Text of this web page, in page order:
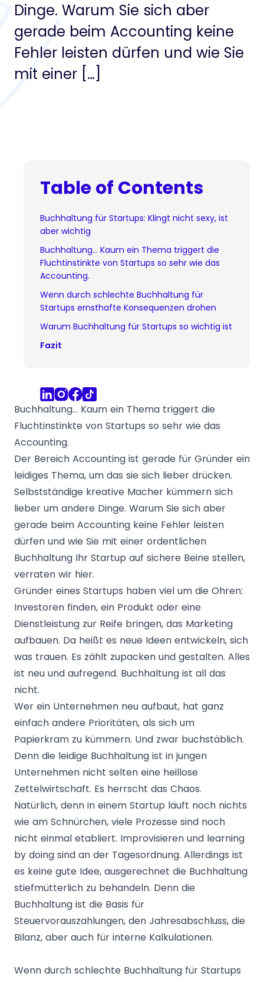
Dinge. Warum Sie sich aber
gerade beim Accounting keine
Fehler leisten dürfen und wie Sie
mit einer […]
Table of Contents
Buchhaltung für Startups: Klingt nicht sexy, ist
aber wichtig
Buchhaltung… Kaum ein Thema triggert die
Fluchtinstinkte von Startups so sehr wie das
Accounting.
Wenn durch schlechte Buchhaltung für
Startups ernsthafte Konsequenzen drohen
Warum Buchhaltung für Startups so wichtig ist
Fazit
Buchhaltung… Kaum ein Thema triggert die
Fluchtinstinkte von Startups so sehr wie das
Accounting.
Der Bereich Accounting ist gerade für Gründer ein
leidiges Thema, um das sie sich lieber drücken.
Selbstständige kreative Macher kümmern sich
lieber um andere Dinge. Warum Sie sich aber
gerade beim Accounting keine Fehler leisten
dürfen und wie Sie mit einer ordentlichen
Buchhaltung Ihr Startup auf sichere Beine stellen,
verraten wir hier.
Gründer eines Startups haben viel um die Ohren:
Investoren finden, ein Produkt oder eine
Dienstleistung zur Reife bringen, das Marketing
aufbauen. Da heißt es neue Ideen entwickeln, sich
was trauen. Es zählt zupacken und gestalten. Alles
ist neu und aufregend. Buchhaltung ist all das
nicht.
Wer ein Unternehmen neu aufbaut, hat ganz
einfach andere Prioritäten, als sich um
Papierkram zu kümmern. Und zwar buchstäblich.
Denn die leidige Buchhaltung ist in jungen
Unternehmen nicht selten eine heillose
Zettelwirtschaft. Es herrscht das Chaos.
Natürlich, denn in einem Startup läuft noch nichts
wie am Schnürchen, viele Prozesse sind noch
nicht einmal etabliert. Improvisieren und learning
by doing sind an der Tagesordnung. Allerdings ist
es keine gute Idee, ausgerechnet die Buchhaltung
stiefmütterlich zu behandeln. Denn die
Buchhaltung ist die Basis für
Steuervorauszahlungen, den Jahresabschluss, die
Bilanz, aber auch für interne Kalkulationen.
Wenn durch schlechte Buchhaltung für Startups